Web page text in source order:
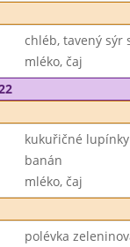
chléb, tavený sýr
mléko, čaj
kukuřičné
banán
mléko, čaj
polévka